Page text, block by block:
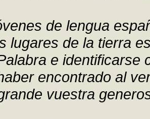
de lengua
lugares de la tierra
e identificarse
encontrado al
vuestra